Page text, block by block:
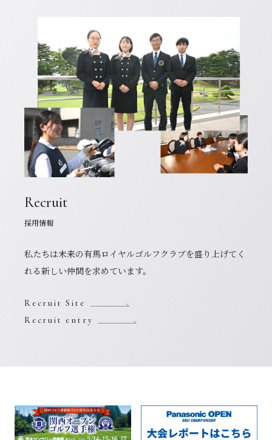
Recruit
採用情報
私たちは未来の有馬ロイヤルゴルフクラブを盛り上げてく
れる新しい仲間を求めています。
Recruit Site
Recruit entry